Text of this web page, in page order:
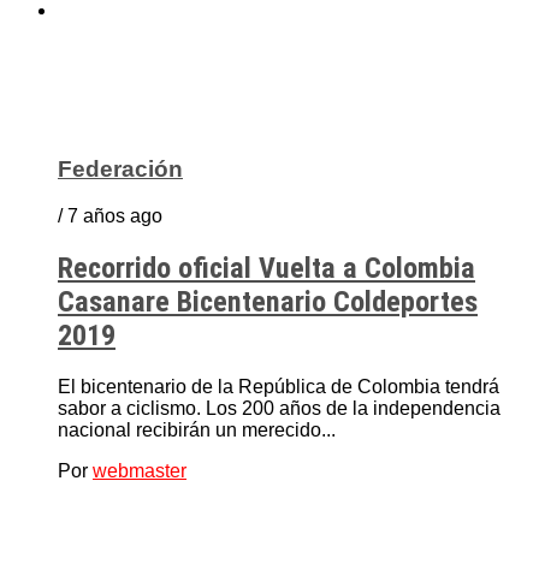
Federación
/ 7 años ago
Recorrido oficial Vuelta a Colombia
Casanare Bicentenario Coldeportes
2019
El bicentenario de la República de Colombia tendrá
sabor a ciclismo. Los 200 años de la independencia
nacional recibirán un merecido...
Por webmaster